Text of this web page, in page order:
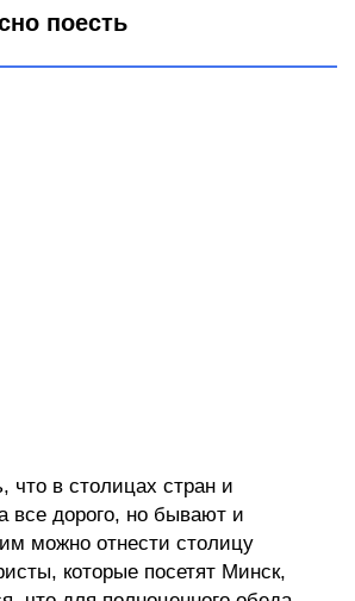
поесть
что в столицах стран и
все дорого, но бывают и
можно отнести столицу
которые посетят Минск,